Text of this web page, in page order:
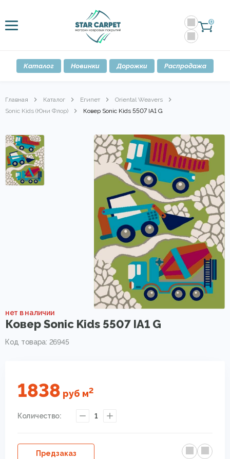
0
Каталог Новинки Дорожки Распродажа
Главная Каталог Египет
Oriental Weavers
Sonic Kids (Юни Флор)
Ковер Sonic Kids 5507 IA1 G
нет в наличии
Ковер Sonic Kids 5507 IA1 G
Код товара: 26945
1838 руб м2
Количество: 1
Предзаказ